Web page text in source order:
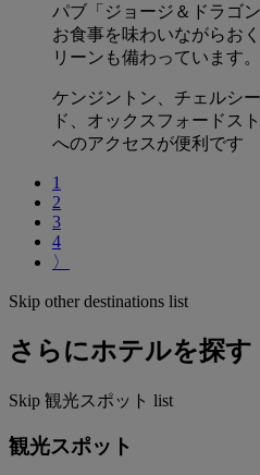
パブ「ジョージ＆ドラゴ
お食事を味わいながらお
リーンも備わっています。
ケンジントン、チェルシ
ド、オックスフォードス
へのアクセスが便利です
1
2
3
4
〉
Skip other destinations list
さらにホテルを探す
Skip 観光スポット list
観光スポット